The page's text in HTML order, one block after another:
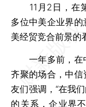
11月2日，在第
多位中美企业界
美经贸竞合前景的
一年多前，在
齐聚的场合，中信
友们强调，“在我
的关系，企业界